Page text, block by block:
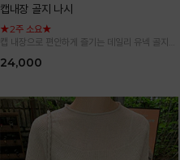
캡내장 골지 나시
★2주 소요★
캡 내장으로 편안하게 즐기는 데일리 유넥 골지
24,000